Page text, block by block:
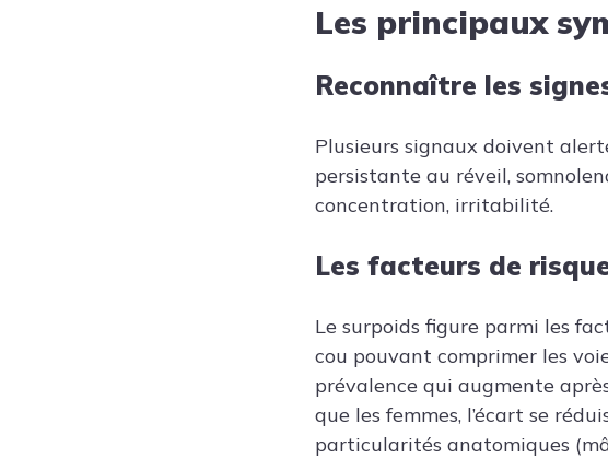
Les principaux
Reconnaître les
Plusieurs signaux doivent
persistante au réveil,
concentration, irritabilité.
Les facteurs de
Le surpoids figure parmi les
cou pouvant comprimer les
prévalence qui augmente
que les femmes, l’écart se
particularités anatomiques